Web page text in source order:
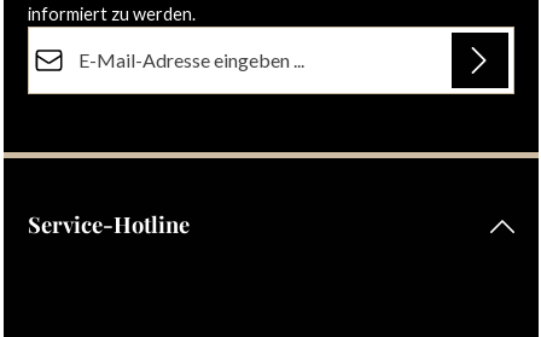
informiert zu werden.
Ich habe dieDatenschutzbestimmungenzur Kenntnis
Service-Hotline